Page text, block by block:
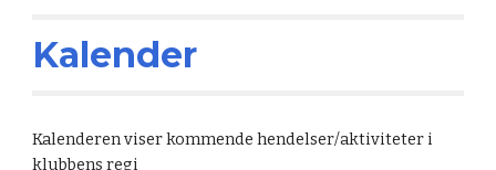
Kalender
Kalenderen viser kommende hendelser/aktiviteter i
klubbens regi